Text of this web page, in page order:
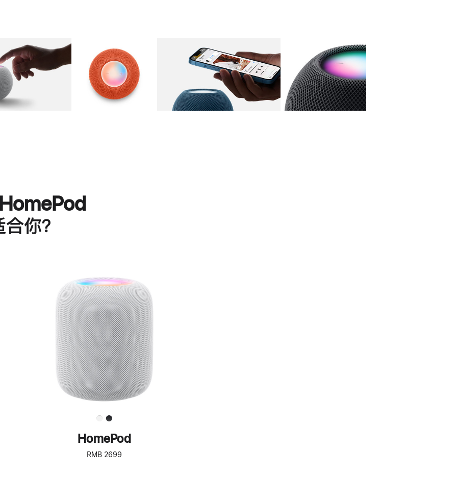
图库 图像 图库 图像 图库 图像 4 图库 图像 5
你？
进
一
步
了
解
HomePod<
HomePod
RMB 2699